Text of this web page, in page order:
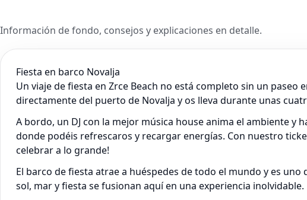
Información de fondo, consejos y explicaciones en detalle.
Fiesta en barco Novalja
Un viaje de fiesta en Zrce Beach no está completo sin un paseo
directamente del puerto de Novalja y os lleva durante unas
A bordo, un DJ con la mejor música house anima el ambiente y
donde podéis refrescaros y recargar energías. Con nuestro
celebrar a lo grande!
El barco de fiesta atrae a huéspedes de todo el mundo y es
sol, mar y fiesta se fusionan aquí en una experiencia inolvidable.